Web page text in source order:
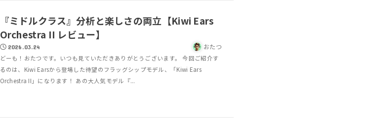
『ミドルクラス』分析と楽しさの両立【Kiwi Ears
Orchestra II レビュー】
2026.03.24 おたつ
どーも！おたつです。いつも見ていただきありがとうございます。 今回ご紹介す
るのは、Kiwi Earsから登場した待望のフラッグシップモデル、「Kiwi Ears
Orchestra II」になります！ あの大人気モデル『...